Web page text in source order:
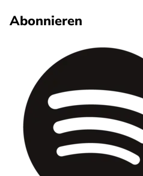
Abonnieren